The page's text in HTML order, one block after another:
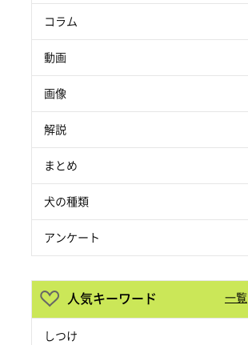
コラム
動画
画像
解説
まとめ
犬の種類
アンケート
人気キーワード 一覧
しつけ